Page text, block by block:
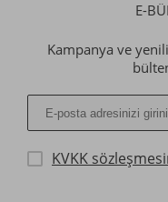
E-
Kampanya ve
KVKK